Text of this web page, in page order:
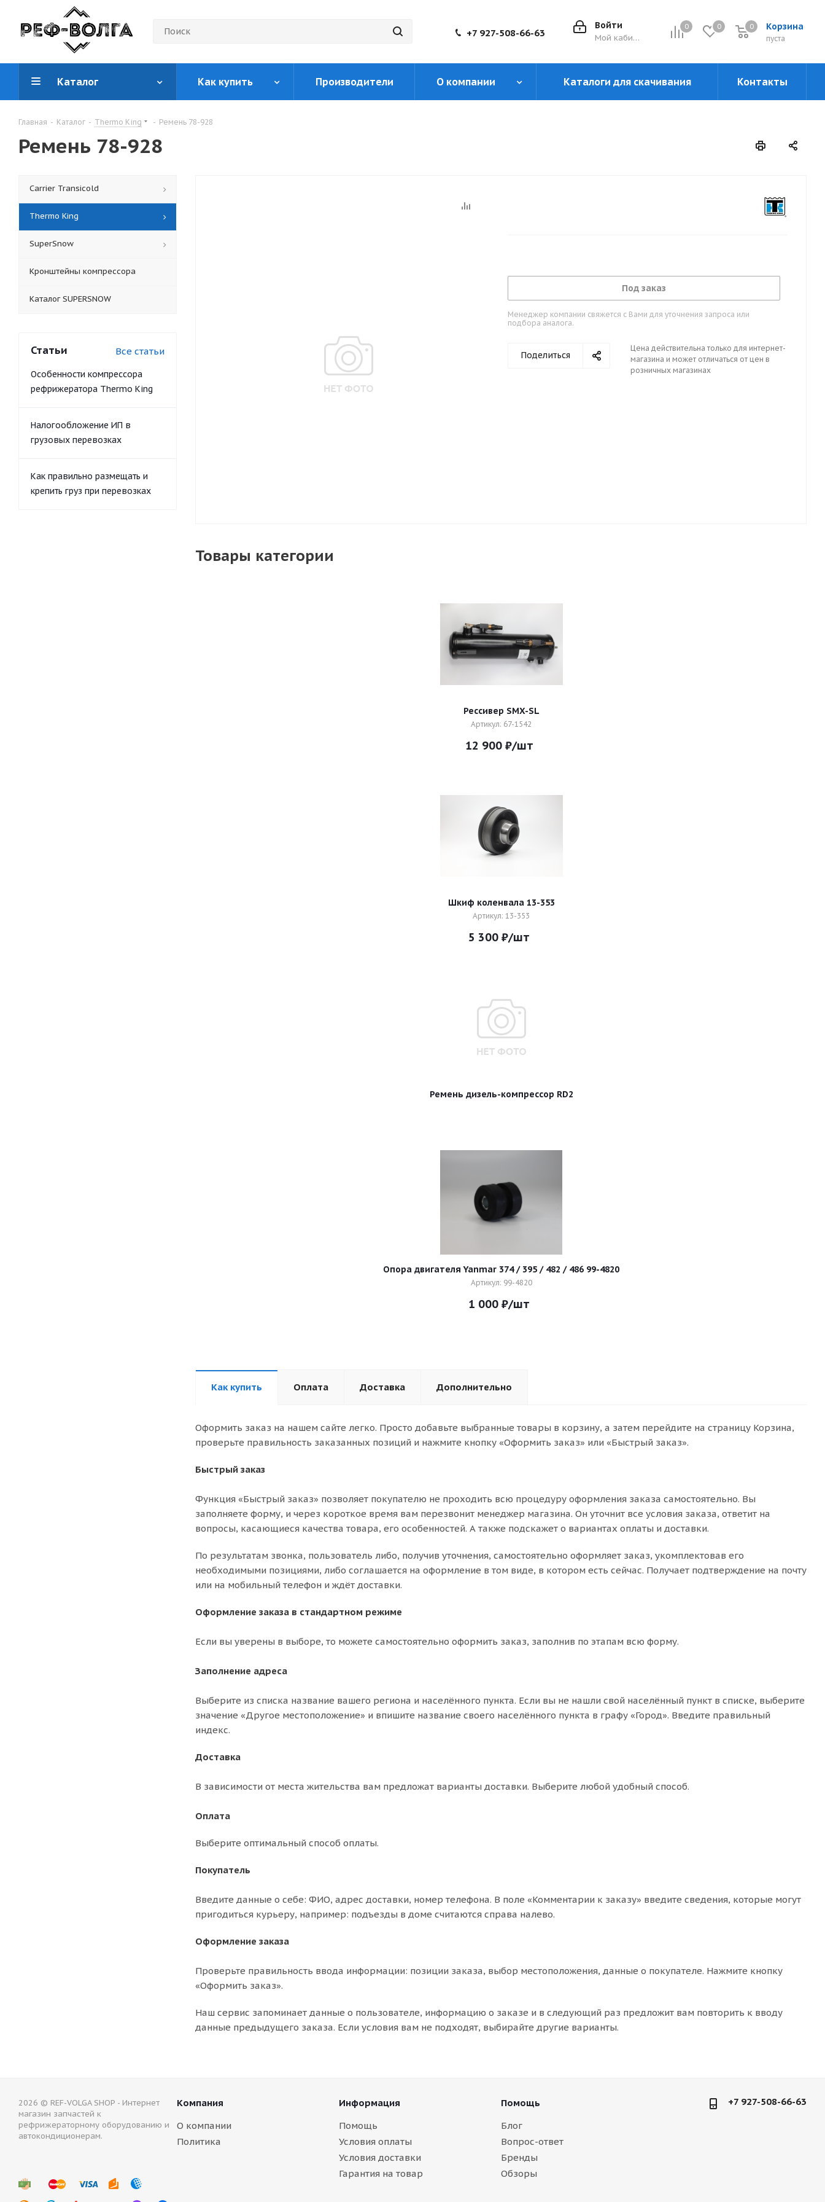
0 0 Корзина
0
пуста
0
Войти
Мой кабинет
+7 927-508-66-63
Каталог Как купить Производители О компании Каталоги для скачивания Контакты
Главная - Каталог - Thermo King - Ремень 78-928
Ремень 78-928
Под заказ
Менеджер компании свяжется с Вами для уточнения запроса или
подбора аналога.
Поделиться
Цена действительна только для интернет-
магазина и может отличаться от цен в
розничных магазинах
Товары категории
Рессивер SMX-SL
Артикул: 67-1542
12 900₽/шт
Шкиф коленвала 13-353
Артикул: 13-353
5 300 ₽/шт
Ремень дизель-компрессор RD2
Опора двигателя Yanmar 374 / 395 / 482 / 486 99-4820
Артикул: 99-4820
1 000 ₽/шт
Как купить Оплата Доставка Дополнительно
Оформить заказ на нашем сайте легко. Просто добавьте выбранные товары в корзину, а затем перейдите на страницу Корзина,
проверьте правильность заказанных позиций и нажмите кнопку «Оформить заказ» или «Быстрый заказ».
Быстрый заказ
Функция «Быстрый заказ» позволяет покупателю не проходить всю процедуру оформления заказа самостоятельно. Вы
заполняете форму, и через короткое время вам перезвонит менеджер магазина. Он уточнит все условия заказа, ответит на
вопросы, касающиеся качества товара, его особенностей. А также подскажет о вариантах оплаты и доставки.
По результатам звонка, пользователь либо, получив уточнения, самостоятельно оформляет заказ, укомплектовав его
необходимыми позициями, либо соглашается на оформление в том виде, в котором есть сейчас. Получает подтверждение на почту
или на мобильный телефон и ждёт доставки.
Оформление заказа в стандартном режиме
Если вы уверены в выборе, то можете самостоятельно оформить заказ, заполнив по этапам всю форму.
Заполнение адреса
Выберите из списка название вашего региона и населённого пункта. Если вы не нашли свой населённый пункт в списке, выберите
значение «Другое местоположение» и впишите название своего населённого пункта в графу «Город». Введите правильный
индекс.
Доставка
В зависимости от места жительства вам предложат варианты доставки. Выберите любой удобный способ.
Оплата
Выберите оптимальный способ оплаты.
Покупатель
Введите данные о себе: ФИО, адрес доставки, номер телефона. В поле «Комментарии к заказу» введите сведения, которые могут
пригодиться курьеру, например: подъезды в доме считаются справа налево.
Оформление заказа
Проверьте правильность ввода информации: позиции заказа, выбор местоположения, данные о покупателе. Нажмите кнопку
«Оформить заказ».
Наш сервис запоминает данные о пользователе, информацию о заказе и в следующий раз предложит вам повторить к вводу
данные предыдущего заказа. Если условия вам не подходят, выбирайте другие варианты.
Carrier Transicold
Thermo King
SuperSnow
Кронштейны компрессора
Каталог SUPERSNOW
Статьи Все статьи
Особенности компрессора
рефрижератора Thermo King
Налогообложение ИП в
грузовых перевозках
Как правильно размещать и
крепить груз при перевозках
2026 © REF-VOLGA SHOP - Интернет
магазин запчастей к
рефрижераторному оборудованию и
автокондиционерам.
Компания
О компании
Политика
Информация
Помощь
Условия оплаты
Условия доставки
Гарантия на товар
Помощь
Блог
Вопрос-ответ
Бренды
Обзоры
+7 927-508-66-63